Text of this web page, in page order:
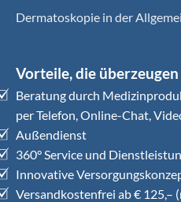
Dermatoskopie in der
Vorteile, die überzeugen
Beratung durch
per Telefon, Online-Chat,
Außendienst
360° Service und
Innovative
Versandkostenfrei ab € 125,–